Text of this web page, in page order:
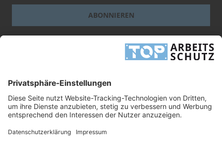
ABONNIEREN
Dieses Formular ist durch reCAPTCHA geschützt - es gelten dieGoogle-
-Geschäftsbedingungen.
UNTERNEHMEN
RECHTLICHES
TOP ARBEITSSCHUTZ GMBH
24568 Kaltenkirchen